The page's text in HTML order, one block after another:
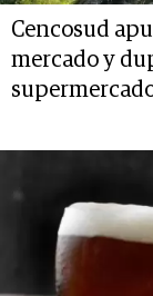
Cencosud
mercado y